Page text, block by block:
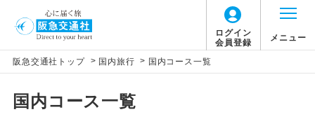
ログイン
会員登録
メニュー
阪急交通社トップ > 国内旅行 > 国内コース一覧
国内コース一覧